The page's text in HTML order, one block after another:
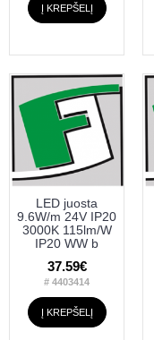
Į KREPŠELĮ
LED juosta
9.6W/m 24V IP20
3000K 115lm/W
IP20 WW b
37.59€
# 4403414
Į KREPŠELĮ